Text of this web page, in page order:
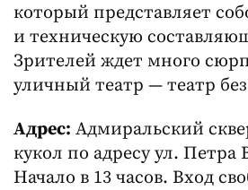
который представляет
и техническую
Зрителей ждет много
уличный театр — театр
Адрес: Адмиральский
кукол по адресу ул. Петра
Начало в 13 часов. Вход